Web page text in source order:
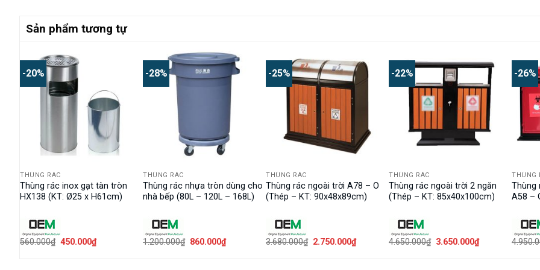
Sản phẩm tương tự
-20%
THÙNG RÁC
Thùng rác inox gạt tàn tròn
HX138 (KT: Ø25 x H61cm)
560.000₫ Giá
450.000₫Giá
hiện
-28%
THÙNG RÁC
Thùng rác nhựa tròn dùng cho
nhà bếp (80L – 120L – 168L)
1.200.000₫ Giá
860.000₫Giá
hiện
-25%
THÙNG RÁC
Thùng rác ngoài trời A78 – O
(Thép – KT: 90x48x89cm)
3.680.000₫ Giá
2.750.000₫Giá
hiện
-22%
THÙNG RÁC
Thùng rác ngoài trời 2 ngăn
(Thép – KT: 85x40x100cm)
4.650.000₫ Giá
3.650.000₫Giá
hiện
-26%
THÙNG
Thùng
A58 –